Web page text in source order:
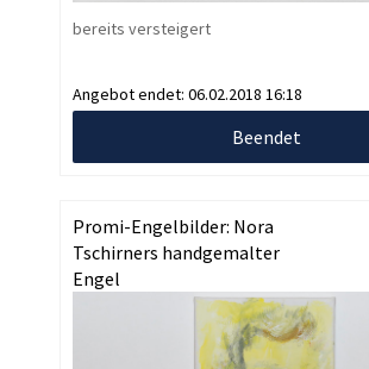
bereits versteigert
Angebot endet: 06.02.2018 16:18
Beendet
Promi-Engelbilder: Nora
Tschirners handgemalter
Engel